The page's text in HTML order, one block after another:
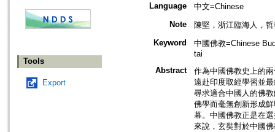
Tools
Export
Language
中文=Chinese
Note
陳堅，浙江臨海人，
Keyword
中國佛教=Chinese
tai
Abstract
作為中國佛教史上的
遠赴印度取經學習並
尋求適合中國人的佛
佛學而毫無創新形成
幕。中國佛教正是在
來說，玄奘對於中國